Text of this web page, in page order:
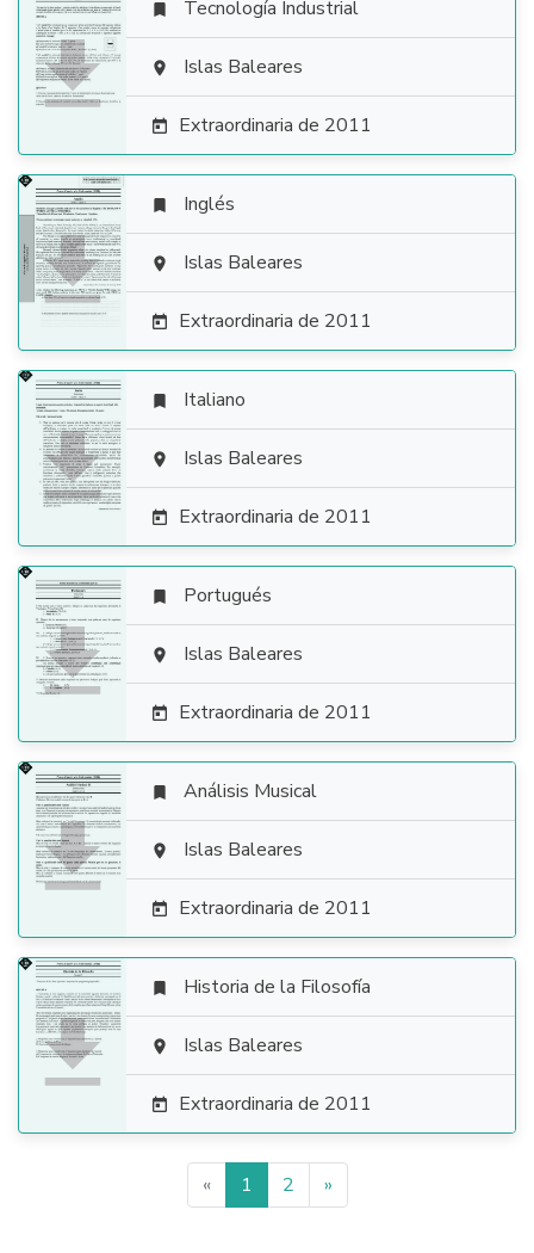

 Tecnología Industrial
 Islas Baleares
 Extraordinaria de 2011

 Inglés
 Islas Baleares
 Extraordinaria de 2011

 Italiano
 Islas Baleares
 Extraordinaria de 2011

 Portugués
 Islas Baleares
 Extraordinaria de 2011

 Análisis Musical
 Islas Baleares
 Extraordinaria de 2011

 Historia de la Filosofía
 Islas Baleares
 Extraordinaria de 2011
« 1 2 »